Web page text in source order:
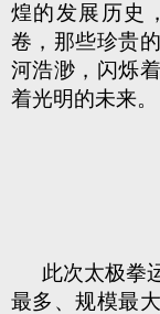
煌的发展历史
卷，那些珍贵
河浩渺，闪烁
着光明的未来。
此次太极拳
最多、规模最